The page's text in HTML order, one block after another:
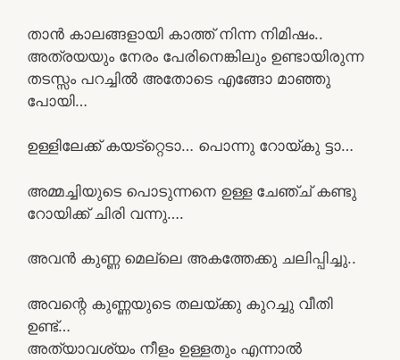
താൻ കാലങ്ങളായി കാത്ത് നിന്ന നിമിഷം..
അത്രയയും നേരം പേരിനെങ്കിലും ഉണ്ടായിരുന്ന
തടസ്സം പറച്ചിൽ അതോടെ എങ്ങോ മാഞ്ഞു
പോയി…
ഉള്ളിലേക്ക് കയട്റ്റെടാ… പൊന്നു റോയ്കു ട്ടാ…
അമ്മച്ചിയുടെ പൊടുന്നനെ ഉള്ള ചേഞ്ച് കണ്ടു
റോയിക്ക് ചിരി വന്നു….
അവൻ കുണ്ണ മെല്ലെ അകത്തേക്കു ചലിപ്പിച്ചു..
അവന്റെ കുണ്ണയുടെ തലയ്ക്കു കുറച്ചു വീതി
ഉണ്ട്…
അത്യാവശ്യം നീളം ഉള്ളതും എന്നാൽ